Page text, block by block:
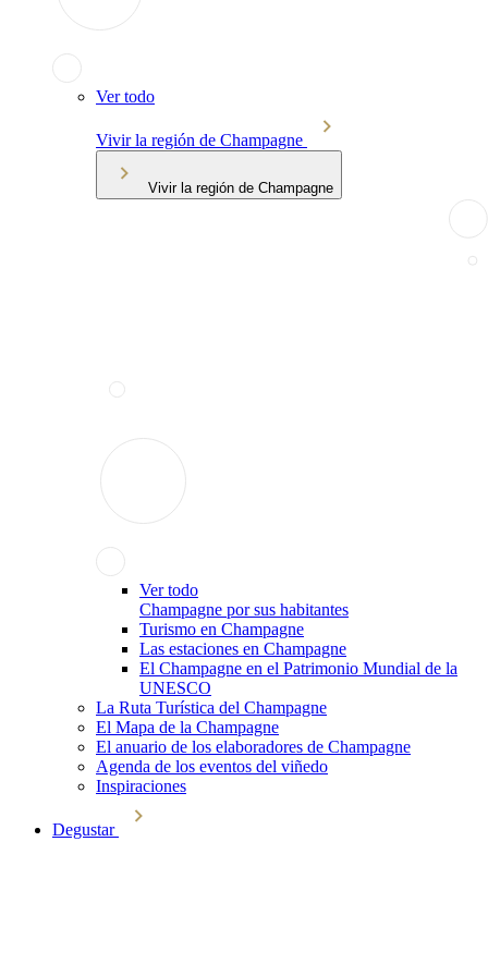
Ver todo
Vivir la región de Champagne
Vivir la región de Champagne
Ver todo
Champagne por sus habitantes
Turismo en Champagne
Las estaciones en Champagne
El Champagne en el Patrimonio Mundial de la
UNESCO
La Ruta Turística del Champagne
El Mapa de la Champagne
El anuario de los elaboradores de Champagne
Agenda de los eventos del viñedo
Inspiraciones
Degustar